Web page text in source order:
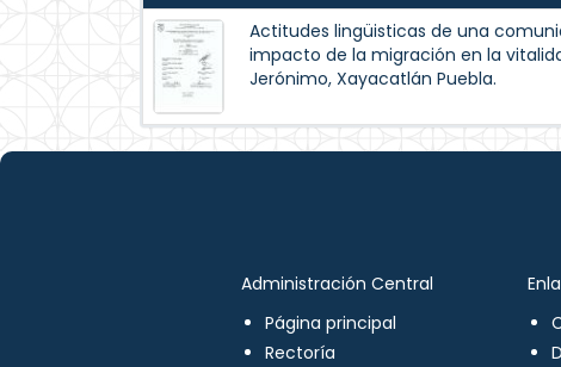
Actitudes lingüisticas de una
impacto de la migración en la
Jerónimo, Xayacatlán Puebla.
Administración Central
Página principal
Rectoría